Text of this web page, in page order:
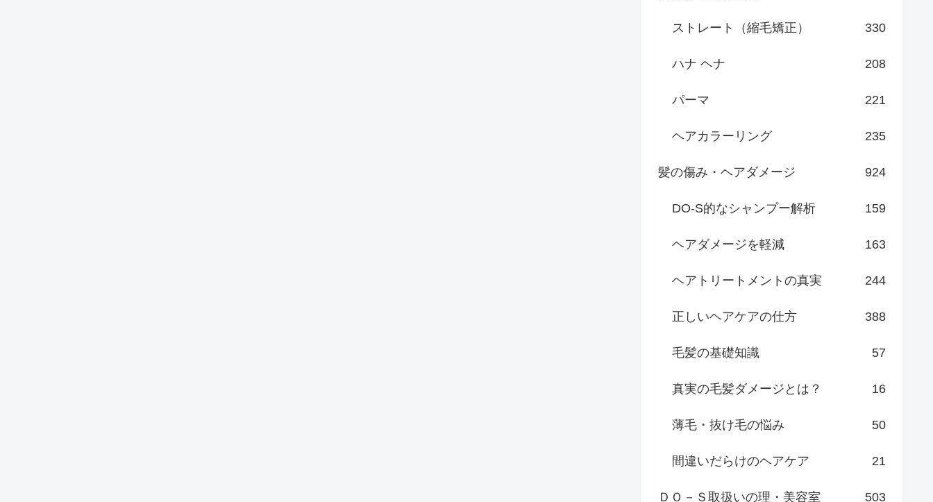
ストレート（縮毛矯正） 330
ハナ ヘナ 208
パーマ 221
ヘアカラーリング 235
髪の傷み・ヘアダメージ 924
DO-S的なシャンプー解析 159
ヘアダメージを軽減 163
ヘアトリートメントの真実 244
正しいヘアケアの仕方 388
毛髪の基礎知識 57
真実の毛髪ダメージとは？ 16
薄毛・抜け毛の悩み 50
間違いだらけのヘアケア 21
ＤＯ－Ｓ取扱いの理・美容室 503